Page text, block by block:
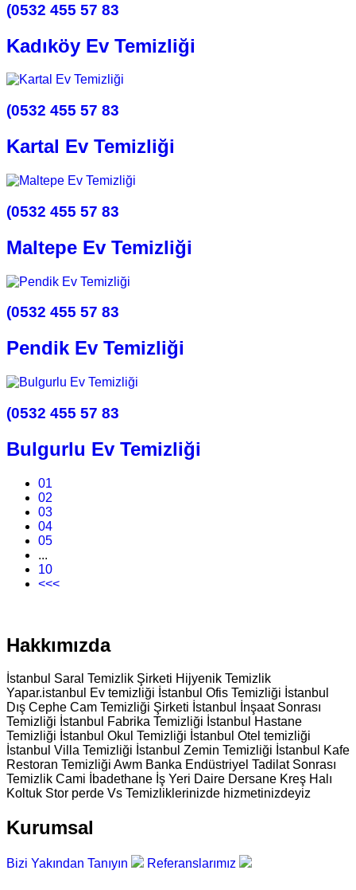
(0532 455 57 83
Kadıköy Ev Temizliği
(0532 455 57 83
Kartal Ev Temizliği
(0532 455 57 83
Maltepe Ev Temizliği
(0532 455 57 83
Pendik Ev Temizliği
(0532 455 57 83
Bulgurlu Ev Temizliği
01
02
03
04
05
...
10
<<<
Hakkımızda
İstanbul Saral Temizlik Şirketi Hijyenik Temizlik
Yapar.istanbul Ev temizliği İstanbul Ofis Temizliği İstanbul
Dış Cephe Cam Temizliği Şirketi İstanbul İnşaat Sonrası
Temizliği İstanbul Fabrika Temizliği İstanbul Hastane
Temizliği İstanbul Okul Temizliği İstanbul Otel temizliği
İstanbul Villa Temizliği İstanbul Zemin Temizliği İstanbul Kafe
Restoran Temizliği Awm Banka Endüstriyel Tadilat Sonrası
Temizlik Cami İbadethane İş Yeri Daire Dersane Kreş Halı
Koltuk Stor perde Vs Temizliklerinizde hizmetinizdeyiz
Kurumsal
Bizi Yakından Tanıyın Referanslarımız